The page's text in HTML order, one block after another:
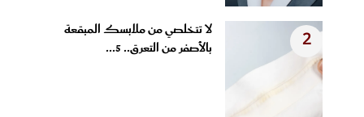
2
لا تتخلصي من ملابسك المبقعة
بالأصفر من التعرق.. 5...